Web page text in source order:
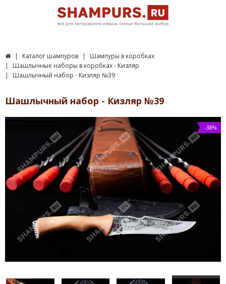
Каталог шампуров
Шампуры в коробках
Шашлычные наборы в коробках - Кизляр
Шашлычный набор - Кизляр №39
Шашлычный набор - Кизляр №39
-38%